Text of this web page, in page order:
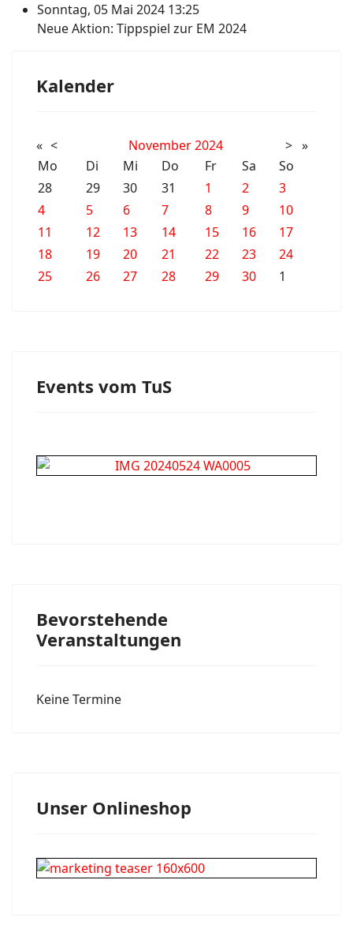
Sonntag, 05 Mai 2024 13:25
Neue Aktion: Tippspiel zur EM 2024
Kalender
« < November2024 > »
Mo
Di Mi Do Fr Sa
So
28
29 30 31 1 2
3
4
5 6 7 8 9
10
11
12 13 14 15 16
17
18
19 20 21 22 23
24
25
26 27 28 29 30 1
Events vom TuS
Bevorstehende
Veranstaltungen
Keine Termine
Unser Onlineshop